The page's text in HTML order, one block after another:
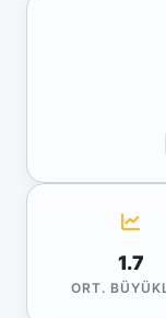
1.7
ORT.